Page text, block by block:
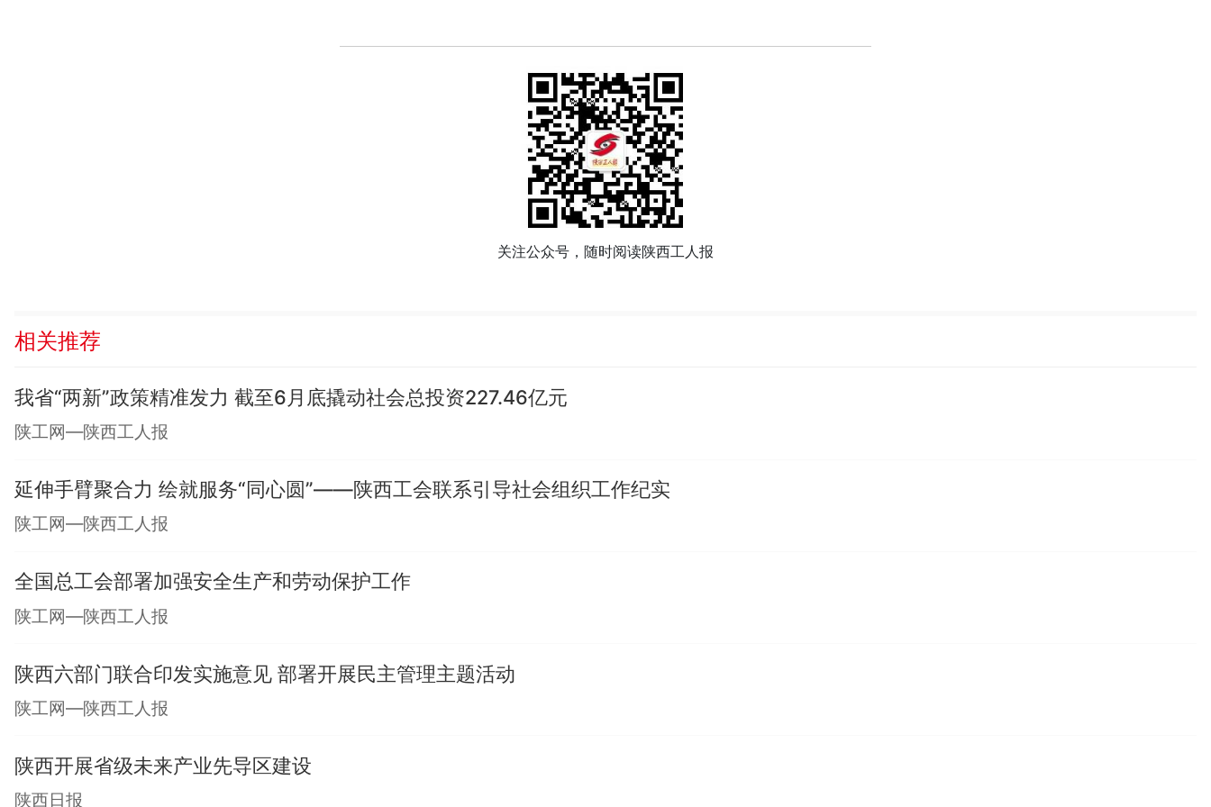
关注公众号，随时阅读陕西工人报
相关推荐
我省“两新”政策精准发力 截至6月底撬动社会总投资227.46亿元
陕工网—陕西工人报
延伸手臂聚合力 绘就服务“同心圆”——陕西工会联系引导社会组织工作纪实
陕工网—陕西工人报
全国总工会部署加强安全生产和劳动保护工作
陕工网—陕西工人报
陕西六部门联合印发实施意见 部署开展民主管理主题活动
陕工网—陕西工人报
陕西开展省级未来产业先导区建设
陕西日报